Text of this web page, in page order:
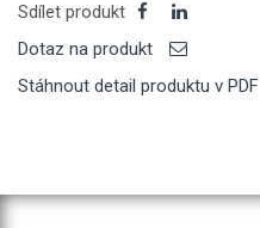
Sdílet produkt
Dotaz na produkt
Stáhnout detail produktu v PDF